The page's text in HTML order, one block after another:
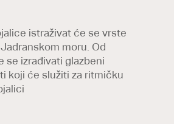
istraživat će se vrste
moru. Od
se izrađivati glazbeni
koji će služiti za ritmičku